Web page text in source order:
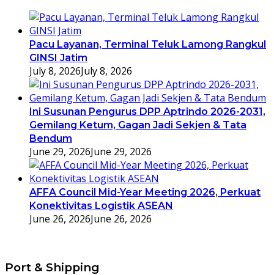
Pacu Layanan, Terminal Teluk Lamong Rangkul
GINSI Jatim
July 8, 2026July 8, 2026
Ini Susunan Pengurus DPP Aptrindo 2026-2031,
Gemilang Ketum, Gagan Jadi Sekjen & Tata
Bendum
June 29, 2026June 29, 2026
AFFA Council Mid-Year Meeting 2026, Perkuat
Konektivitas Logistik ASEAN
June 26, 2026June 26, 2026
Port & Shipping